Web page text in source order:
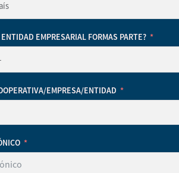
EMPRESARIAL FORMAS PARTE?
EMPRESA/ENTIDAD